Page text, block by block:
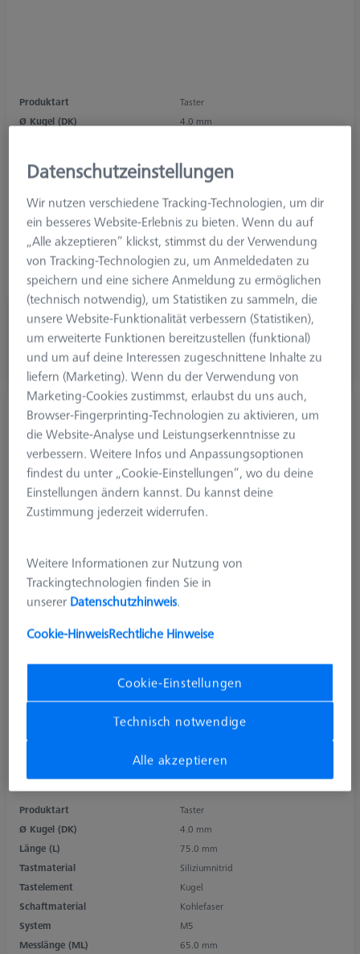
Produktart
Taster
Ø Kugel (DK)
4.0 mm
Siliziumnitrid
Tastelement
Kugel
Schaftmaterial
Kohlefaser
System
M5
Messlänge (ML)
54.0 mm
Ø Schaft (DS)
2.0 mm
Tasterform
Gerade
CHF 96.00
zzgl. USt.
In Kürze Verfügbar
Taster gerade M5, DK4 L75
626105-0401-075
Produktart
Taster
Ø Kugel (DK)
4.0 mm
Länge (L)
75.0 mm
Tastmaterial
Siliziumnitrid
Tastelement
Kugel
Schaftmaterial
Kohlefaser
System
M5
Messlänge (ML)
65.0 mm
Datenschutzeinstellungen
Wir nutzen verschiedene Tracking-Technologien, um dir
ein besseres Website-Erlebnis zu bieten. Wenn du auf
„Alle akzeptieren“ klickst, stimmst du der Verwendung
von Tracking-Technologien zu, um Anmeldedaten zu
speichern und eine sichere Anmeldung zu ermöglichen
(technisch notwendig), um Statistiken zu sammeln, die
unsere Website-Funktionalität verbessern (Statistiken),
um erweiterte Funktionen bereitzustellen (funktional)
und um auf deine Interessen zugeschnittene Inhalte zu
liefern (Marketing). Wenn du der Verwendung von
Marketing-Cookies zustimmst, erlaubst du uns auch,
Browser-Fingerprinting-Technologien zu aktivieren, um
die Website-Analyse und Leistungserkenntnisse zu
verbessern. Weitere Infos und Anpassungsoptionen
findest du unter „Cookie-Einstellungen“, wo du deine
Einstellungen ändern kannst. Du kannst deine
Zustimmung jederzeit widerrufen.
Weitere Informationen zur Nutzung von
Trackingtechnologien finden Sie in
unserer Datenschutzhinweis.
Cookie-HinweisRechtliche Hinweise
Cookie-Einstellungen
Technisch notwendige
Alle akzeptieren